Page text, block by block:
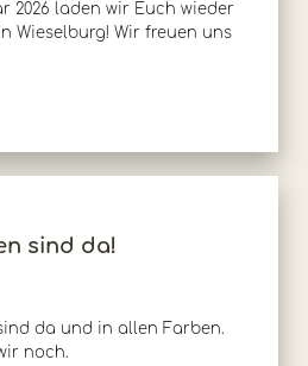
2026 laden wir Euch wieder
Wieselburg! Wir freuen uns
sind da!
da und in allen Farben.
noch.